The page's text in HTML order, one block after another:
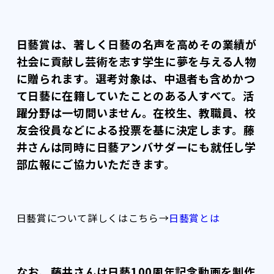
日藝賞は、著しく日藝の名声を高めその業績が
社会に貢献し芸術を志す学生に夢を与える人物
に贈られます。選考対象は、中退者も含めかつ
て日藝に在籍していたことのある人すべて。活
躍分野は一切問いません。在校生、教職員、校
友会役員などによる投票を基に決定します。藤
井さんは同時に日藝アンバサダーにも就任し学
部広報にご協力いただきます。
日藝賞について詳しくはこちら→日藝賞とは